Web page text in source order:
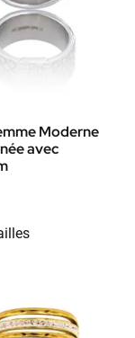
Moderne
avec